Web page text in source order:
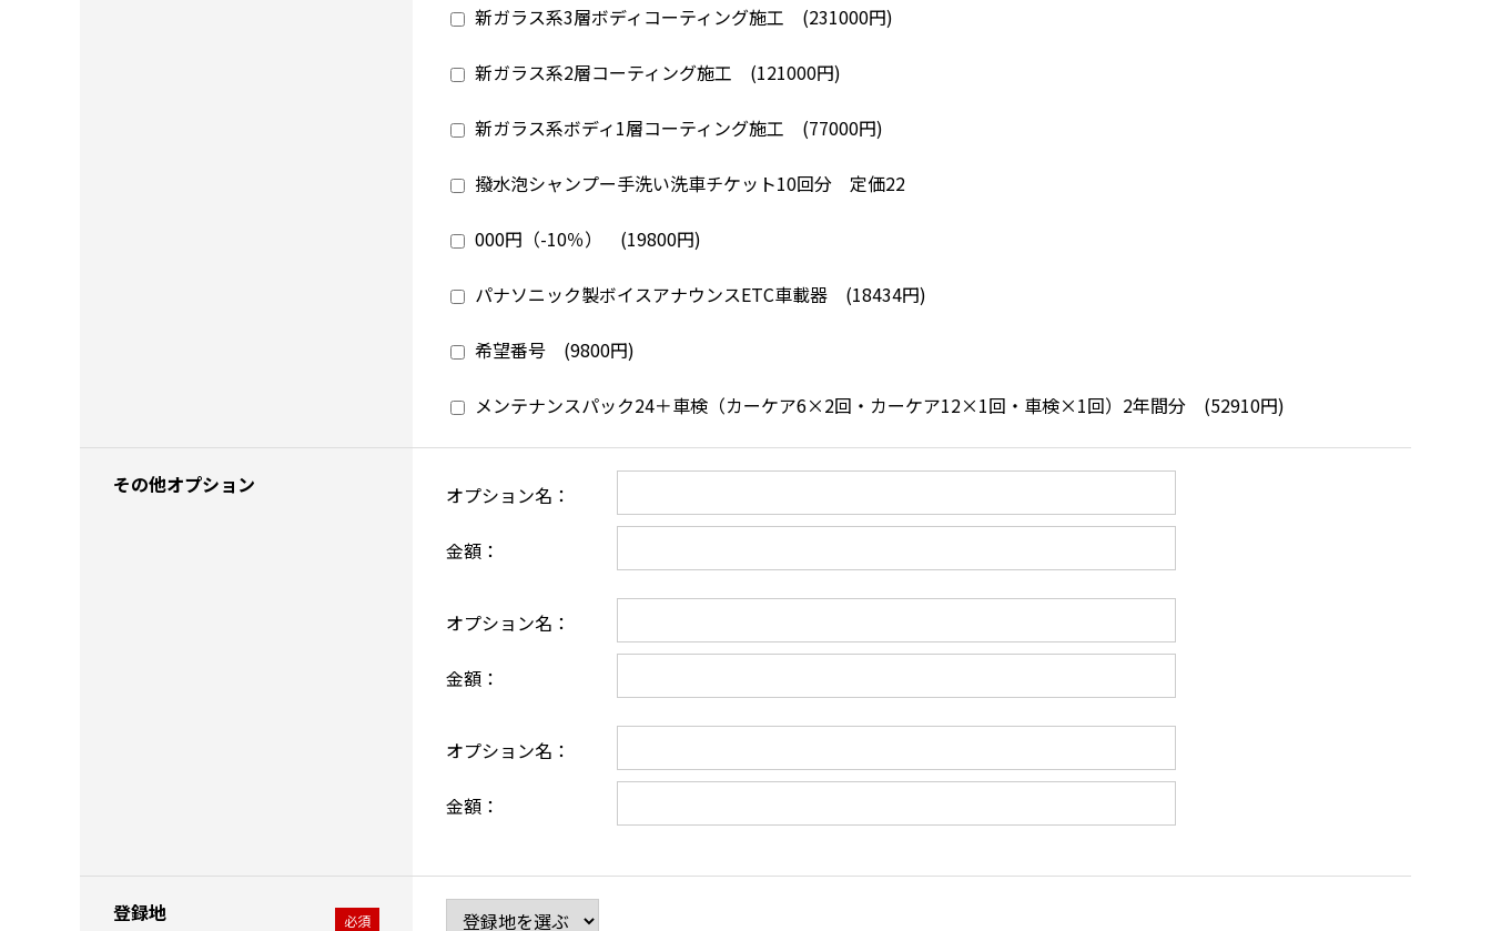
新ガラス系3層ボディコーティング施工 (231000円)
新ガラス系2層コーティング施工 (121000円)
新ガラス系ボディ1層コーティング施工 (77000円)
撥水泡シャンプー手洗い洗車チケット10回分 定価22
000円（-10％） (19800円)
パナソニック製ボイスアナウンスETC車載器 (18434円)
希望番号 (9800円)
メンテナンスパック24＋車検（カーケア6×2回・カーケア12×1回・車検×1回）2年間分 (52910円)
その他オプション オプション名：
金額：
オプション名：
金額：
オプション名：
金額：
必須
登録地